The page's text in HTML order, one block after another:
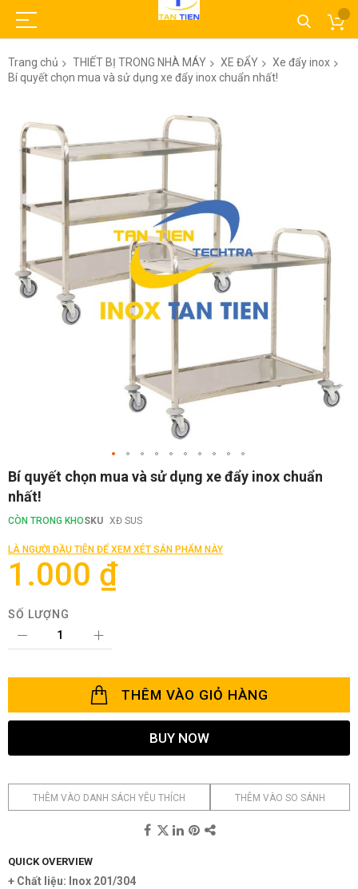
Trang chủ THIẾT BỊ TRONG NHÀ MÁY XE ĐẨY
Xe đẩy inox
Bí quyết chọn mua và sử dụng xe đẩy inox chuẩn nhất!
phần
đầu
viện
hình
Chuyển
phần
đầu
của
thư
viện
hình
Bí quyết chọn mua và sử dụng xe đẩy inox chuẩn
nhất!
CÒN TRONG KHOSKU XĐ SUS
LÀ NGƯỜI ĐẦU TIÊN ĐỂ XEM XÉT SẢN PHẨM NÀY
1.000 ₫
SỐ LƯỢNG
THÊM VÀO GIỎ HÀNG
BUY NOW
THÊM VÀO DANH SÁCH YÊU THÍCH THÊM VÀO SO SÁNH
QUICK OVERVIEW
+ Chất liệu: Inox 201/304